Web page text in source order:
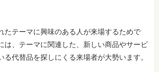
たテーマに興味のある人が来場するためで
は、テーマに関連した、新しい商品やサービ
る代替品を探しにくる来場者が大勢います。